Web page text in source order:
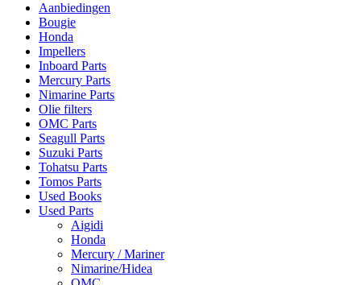
Aanbiedingen
Bougie
Honda
Impellers
Inboard Parts
Mercury Parts
Nimarine Parts
Olie filters
OMC Parts
Seagull Parts
Suzuki Parts
Tohatsu Parts
Tomos Parts
Used Books
Used Parts
Aigidi
Honda
Mercury / Mariner
Nimarine/Hidea